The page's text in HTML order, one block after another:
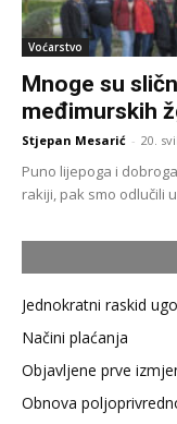
Voćarstvo
Mnoge su
međimurskih
Stjepan Mesarić - 20.
Puno lijepoga i
rakiji, pak smo odlučili
Jednokratni raskid
Načini plaćanja
Objavljene prve
Obnova